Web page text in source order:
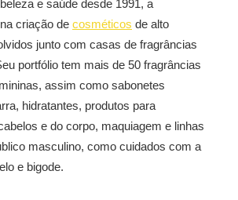
e saúde desde 1991, a
criação de cosméticos de alto
junto com casas de fragrâncias
portfólio tem mais de 50 fragrâncias
assim como sabonetes
hidratantes, produtos para
e do corpo, maquiagem e linhas
masculino, como cuidados com a
e bigode.